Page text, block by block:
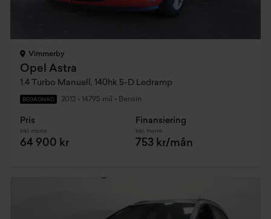
Vimmerby
Opel Astra
1.4 Turbo Manuell, 140hk 5-D Ledramp
BEGAGNAD 2012 • 14795 mil • Bensin
Pris
Inkl. moms
64 900 kr
Finansiering
Inkl. moms
753 kr/mån